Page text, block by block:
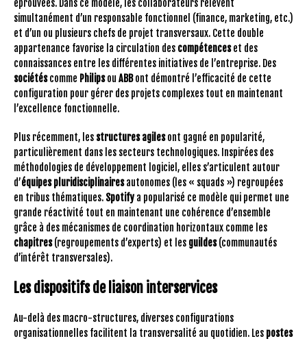
éprouvées. Dans ce modèle, les collaborateurs relèvent
simultanément d’un responsable fonctionnel (finance, marketing, etc.)
et d’un ou plusieurs chefs de projet transversaux. Cette double
appartenance favorise la circulation des compétenceset des
connaissances entre les différentes initiatives de l’entreprise. Des
sociétéscomme Philipsou ABBont démontré l’efficacité de cette
configuration pour gérer des projets complexes tout en maintenant
l’excellence fonctionnelle.
Plus récemment, les structures agilesont gagné en popularité,
particulièrement dans les secteurs technologiques. Inspirées des
méthodologies de développement logiciel, elles s’articulent autour
d’équipes pluridisciplinairesautonomes (les « squads ») regroupées
en tribus thématiques. Spotify a popularisé ce modèle qui permet une
grande réactivité tout en maintenant une cohérence d’ensemble
grâce à des mécanismes de coordination horizontaux comme les
chapitres(regroupements d’experts) et les guildes(communautés
d’intérêt transversales).
Les dispositifs de liaison interservices
Au-delà des macro-structures, diverses configurations
organisationnelles facilitent la transversalité au quotidien. Les postes